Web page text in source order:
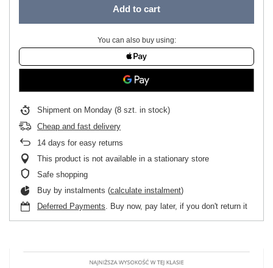
Add to cart
You can also buy using:
Shipment on Monday (8 szt. in stock)
Cheap and fast delivery
14 days for easy returns
This product is not available in a stationary store
Safe shopping
Buy by instalments (calculate instalment)
Deferred Payments. Buy now, pay later, if you don't return it